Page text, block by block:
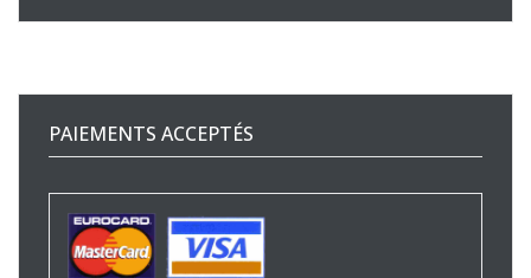
PAIEMENTS ACCEPTÉS